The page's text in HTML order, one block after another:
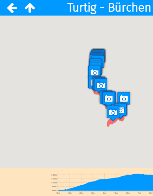
Turtig - Bürchen
0km 1km 2km 3km 4km 5km 6km 7km 8km
600m
800m
1'000m
1'200m
1'400m